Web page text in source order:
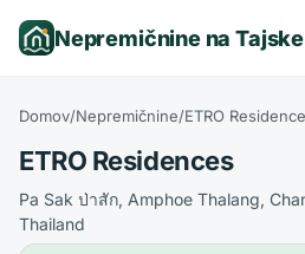
Nepremičnine na
Domov/Nepremičnine/ETRO
ETRO Residences
Pa Sak ป่าสัก, Amphoe Thalang,
Thailand